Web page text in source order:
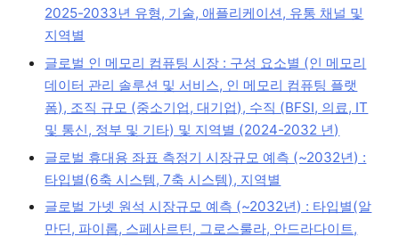
2025-2033년 유형, 기술, 애플리케이션, 유통 채널 및
지역별
글로벌 인 메모리 컴퓨팅 시장 : 구성 요소별 (인 메모리
데이터 관리 솔루션 및 서비스, 인 메모리 컴퓨팅 플랫
폼), 조직 규모 (중소기업, 대기업), 수직 (BFSI, 의료, IT
및 통신, 정부 및 기타) 및 지역별 (2024-2032 년)
글로벌 휴대용 좌표 측정기 시장규모 예측 (~2032년) :
타입별(6축 시스템, 7축 시스템), 지역별
글로벌 가넷 원석 시장규모 예측 (~2032년) : 타입별(알
만딘, 파이롭, 스페사르틴, 그로스룰라, 안드라다이트,